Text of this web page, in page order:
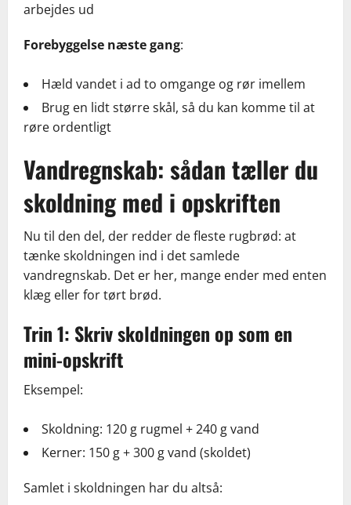
arbejdes ud
Forebyggelse næste gang:
Hæld vandet i ad to omgange og rør imellem
Brug en lidt større skål, så du kan komme til at
røre ordentligt
Vandregnskab: sådan tæller du
skoldning med i opskriften
Nu til den del, der redder de fleste rugbrød: at
tænke skoldningen ind i det samlede
vandregnskab. Det er her, mange ender med enten
klæg eller for tørt brød.
Trin 1: Skriv skoldningen op som en
mini-opskrift
Eksempel:
Skoldning: 120 g rugmel + 240 g vand
Kerner: 150 g + 300 g vand (skoldet)
Samlet i skoldningen har du altså: